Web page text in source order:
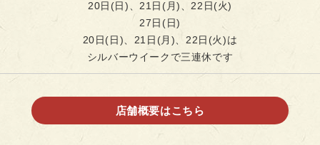
20日(日)、21日(月)、22日(火)
27日(日)
20日(日)、21日(月)、22日(火)は
シルバーウイークで三連休です
店舗概要はこちら